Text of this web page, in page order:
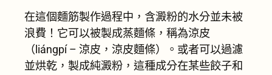
在這個麵筋製作過程中，含澱粉的水分並未被
浪費！它可以被製成蒸麵條，稱為涼皮
（liángpí – 涼皮，涼皮麵條）。或者可以過濾
並烘乾，製成純澱粉，這種成分在某些餃子和